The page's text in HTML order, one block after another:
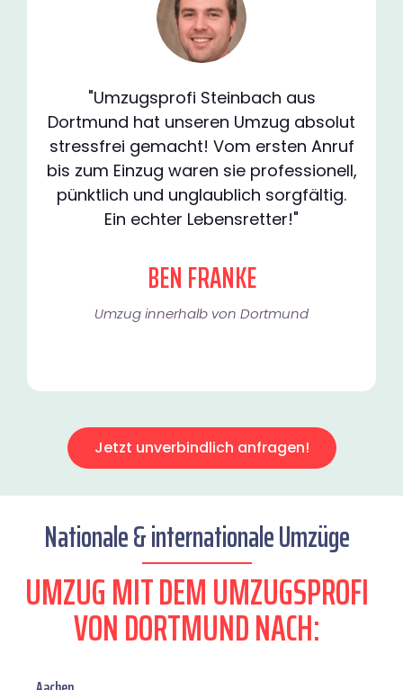
"Umzugsprofi Steinbach aus
Dortmund hat unseren Umzug absolut
stressfrei gemacht! Vom ersten Anruf
bis zum Einzug waren sie professionell,
pünktlich und unglaublich sorgfältig.
Ein echter Lebensretter!"
BEN FRANKE
Umzug innerhalb von Dortmund​
Jetzt unverbindlich anfragen!
Nationale & internationale Umzüge
UMZUG MIT DEM UMZUGSPROFI
VON DORTMUND NACH: